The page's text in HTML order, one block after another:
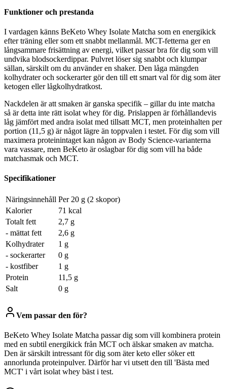
Funktioner och prestanda
I vardagen känns BeKeto Whey Isolate Matcha som en energikick
efter träning eller som ett snabbt mellanmål. MCT-fetterna ger en
långsammare frisättning av energi, vilket passar bra för dig som vill
undvika blodsockerdippar. Pulvret löser sig snabbt och klumpar
sällan, särskilt om du använder en shaker. Den låga mängden
kolhydrater och sockerarter gör den till ett smart val för dig som äter
ketogen eller lågkolhydratkost.
Nackdelen är att smaken är ganska specifik – gillar du inte matcha
så är detta inte rätt isolat whey för dig. Prislappen är förhållandevis
låg jämfört med andra isolat med tillsatt MCT, men proteinhalten per
portion (11,5 g) är något lägre än toppvalen i testet. För dig som vill
maximera proteinintaget kan någon av Body Science-varianterna
vara vassare, men BeKeto är oslagbar för dig som vill ha både
matchasmak och MCT.
Specifikationer
Näringsinnehåll Per 20 g (2 skopor)
Kalorier
71 kcal
Totalt fett
2,7 g
- mättat fett
2,6 g
Kolhydrater
1 g
- sockerarter
0 g
- kostfiber
1 g
Protein
11,5 g
Salt
0 g
Vem passar den för?
BeKeto Whey Isolate Matcha passar dig som vill kombinera protein
med en subtil energikick från MCT och älskar smaken av matcha.
Den är särskilt intressant för dig som äter keto eller söker ett
annorlunda proteinpulver. Därför har vi utsett den till 'Bästa med
MCT' i vårt isolat whey bäst i test.